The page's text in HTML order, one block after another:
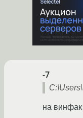
-7
C:\Users\
на винфак